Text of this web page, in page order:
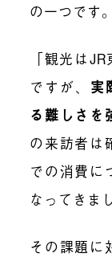
の一つです。
「観光は
ですが、 実
る難しさを
の来訪者は
での消費に
なってきま
その課題に